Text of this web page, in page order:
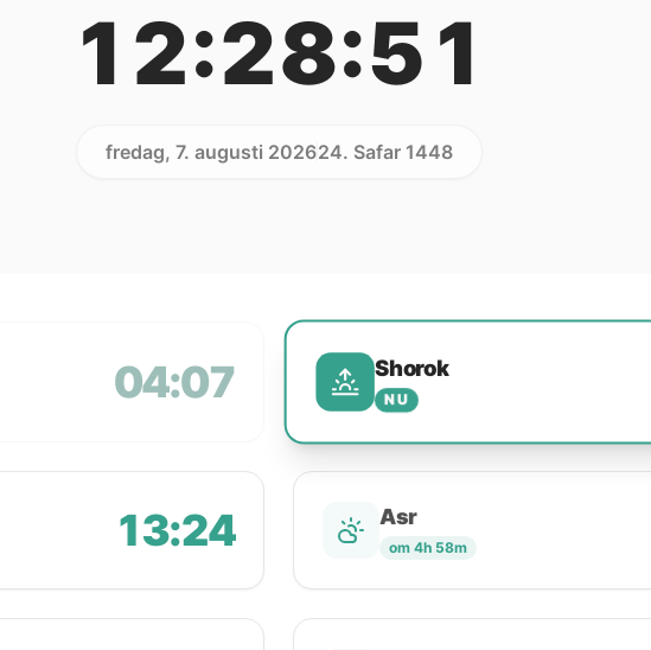
12:28:51
fredag, 7. augusti 202624. Safar 1448
04:07 Shorok
NU
13:24 Asr
om 4h 58m